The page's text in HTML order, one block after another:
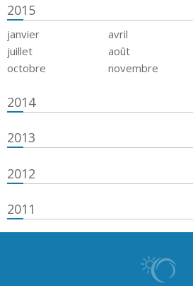
2015
janvier avril
juillet
août
octobre
novembre
2014
2013
2012
2011